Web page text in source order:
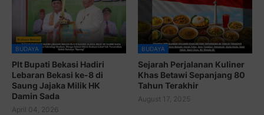
BUDAYA
Plt Bupati Bekasi Hadiri
Lebaran Bekasi ke-8 di
Saung Jajaka Milik HK
Damin Sada
April 04, 2026
BUDAYA
Sejarah Perjalanan Kuliner
Khas Betawi Sepanjang 80
Tahun Terakhir
August 17, 2025